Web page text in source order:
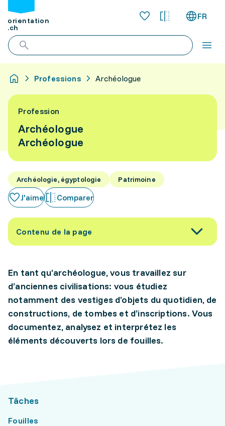
orientation
.ch
FR
Professions Archéologue
Profession
Archéologue
Archéologue
Archéologie, égyptologie Patrimoine
J'aime Comparer
Contenu de la page
En tant qu’archéologue, vous travaillez sur
d’anciennes civilisations: vous étudiez
notamment des vestiges d’objets du quotidien, de
constructions, de tombes et d’inscriptions. Vous
documentez, analysez et interprétez les
éléments découverts lors de fouilles.
Tâches
Fouilles